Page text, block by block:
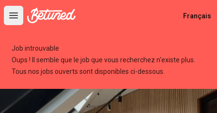
Open main menu
Betuned Français
Job introuvable
Oups ! Il semble que le job que vous recherchez n'existe plus.
Tous nos jobs ouverts sont disponibles ci-dessous.